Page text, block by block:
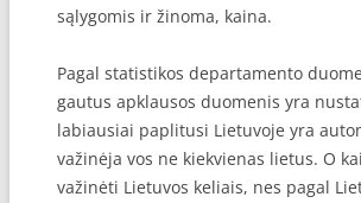
sąlygomis ir žinoma, kaina.
Pagal statistikos departamento
gautus apklausos duomenis yra
labiausiai paplitusi Lietuvoje yra
važinėja vos ne kiekvienas lietus. O
važinėti Lietuvos keliais, nes pagal